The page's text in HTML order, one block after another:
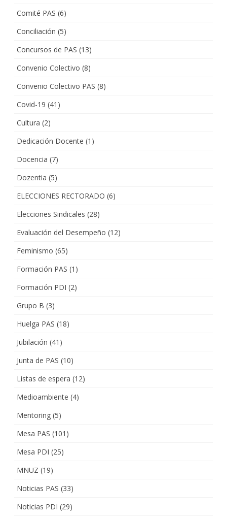
Comité PAS (6)
Conciliación (5)
Concursos de PAS (13)
Convenio Colectivo (8)
Convenio Colectivo PAS (8)
Covid-19 (41)
Cultura (2)
Dedicación Docente (1)
Docencia (7)
Dozentia (5)
ELECCIONES RECTORADO (6)
Elecciones Sindicales (28)
Evaluación del Desempeño (12)
Feminismo (65)
Formación PAS (1)
Formación PDI (2)
Grupo B (3)
Huelga PAS (18)
Jubilación (41)
Junta de PAS (10)
Listas de espera (12)
Medioambiente (4)
Mentoring (5)
Mesa PAS (101)
Mesa PDI (25)
MNUZ (19)
Noticias PAS (33)
Noticias PDI (29)